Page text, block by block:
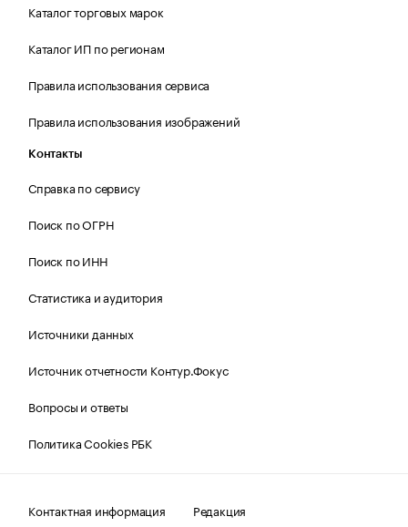
Каталог торговых марок
Каталог ИП по регионам
Правила использования сервиса
Правила использования изображений
Контакты
Справка по сервису
Поиск по ОГРН
Поиск по ИНН
Статистика и аудитория
Источники данных
Источник отчетности Контур.Фокус
Вопросы и ответы
Политика Cookies РБК
Контактная информация Редакция